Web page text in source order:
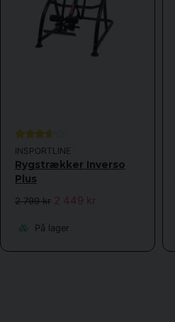
INSPORTLINE
Rygstrækker Inverso
Plus
2 799 kr 2 449 kr
På lager